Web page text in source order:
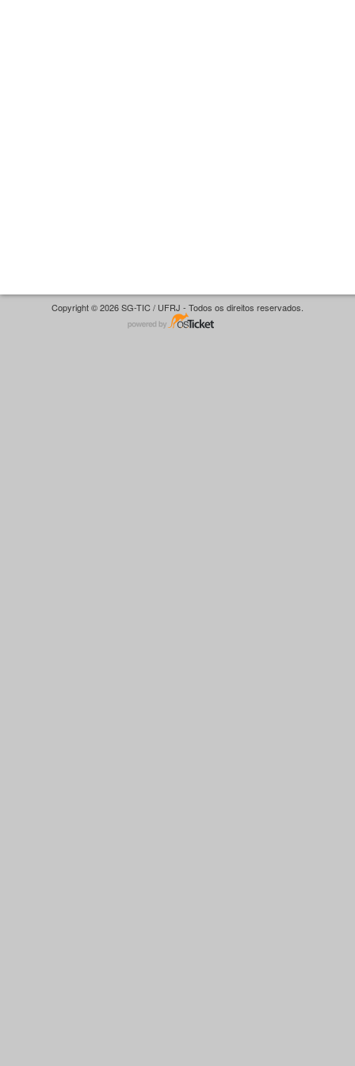
Copyright © 2026 SG-TIC / UFRJ - Todos os direitos reservados.